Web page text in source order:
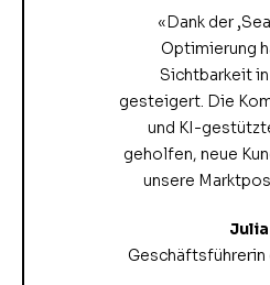
«Dank der
Optimierung
Sichtbarkeit
gesteigert. Die
und KI-
geholfen, neue
unsere